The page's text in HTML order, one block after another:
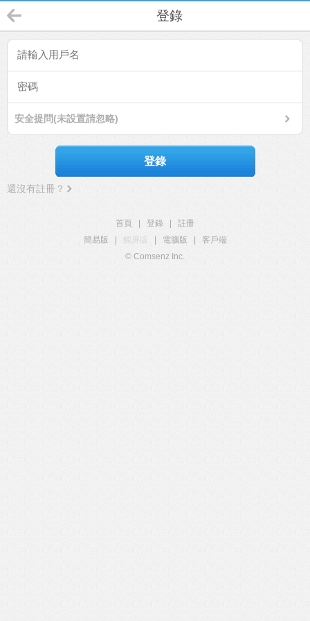
登錄
安全提問(未設置請忽略)
登錄
還沒有註冊？
首頁 登錄
註冊
簡易版
觸屏版 電腦版
客戶端
© Comsenz Inc.